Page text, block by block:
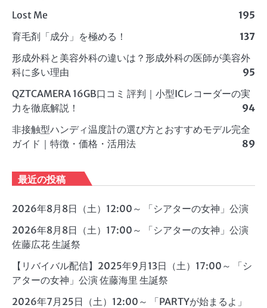
Lost Me
195
育毛剤「成分」を極める！
137
形成外科と美容外科の違いは？形成外科の医師が美容外
科に多い理由
95
QZTCAMERA 16GB口コミ 評判｜小型ICレコーダーの実
力を徹底解説！
94
非接触型ハンディ温度計の選び方とおすすめモデル完全
ガイド｜特徴・価格・活用法
89
最近の投稿
2026年8月8日（土）12:00～ 「シアターの女神」公演
2026年8月8日（土）17:00～ 「シアターの女神」公演
佐藤広花 生誕祭
【リバイバル配信】2025年9月13日（土）17:00～ 「シ
アターの女神」公演 佐藤海里 生誕祭
2026年7月25日（土）12:00～ 「PARTYが始まるよ」